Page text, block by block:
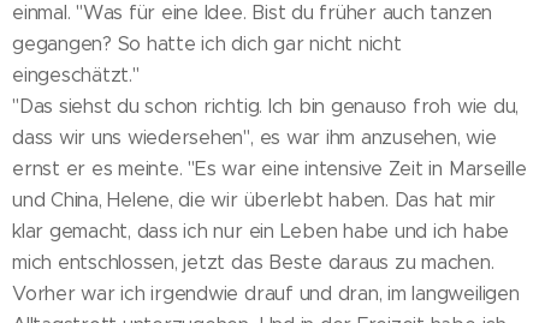
einmal. "Was für eine Idee. Bist du früher auch tanzen
gegangen? So hatte ich dich gar nicht nicht
eingeschätzt."
"Das siehst du schon richtig. Ich bin genauso froh wie du,
dass wir uns wiedersehen", es war ihm anzusehen, wie
ernst er es meinte. "Es war eine intensive Zeit in Marseille
und China, Helene, die wir überlebt haben. Das hat mir
klar gemacht, dass ich nur ein Leben habe und ich habe
mich entschlossen, jetzt das Beste daraus zu machen.
Vorher war ich irgendwie drauf und dran, im langweiligen